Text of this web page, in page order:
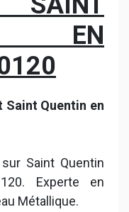
EN
Saint Quentin en
Saint Quentin
Experte en
Métallique.